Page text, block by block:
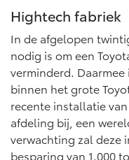
Hightech fabriek
In de afgelopen
nodig is om een
verminderd.
binnen het grote
recente installatie
afdeling bij, een
verwachting zal deze
besparing van 1.000